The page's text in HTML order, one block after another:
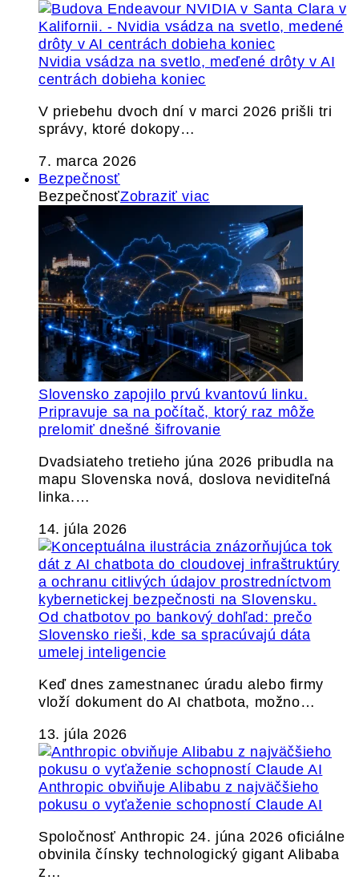
Nvidia vsádza na svetlo, meďené drôty v AI
centrách dobieha koniec
V priebehu dvoch dní v marci 2026 prišli tri
správy, ktoré dokopy…
7. marca 2026
Bezpečnosť
BezpečnosťZobraziť viac
Slovensko zapojilo prvú kvantovú linku.
Pripravuje sa na počítač, ktorý raz môže
prelomiť dnešné šifrovanie
Dvadsiateho tretieho júna 2026 pribudla na
mapu Slovenska nová, doslova neviditeľná
linka.…
14. júla 2026
Od chatbotov po bankový dohľad: prečo
Slovensko rieši, kde sa spracúvajú dáta
umelej inteligencie
Keď dnes zamestnanec úradu alebo firmy
vloží dokument do AI chatbota, možno…
13. júla 2026
Anthropic obviňuje Alibabu z najväčšieho
pokusu o vyťaženie schopností Claude AI
Spoločnosť Anthropic 24. júna 2026 oficiálne
obvinila čínsky technologický gigant Alibaba
z…